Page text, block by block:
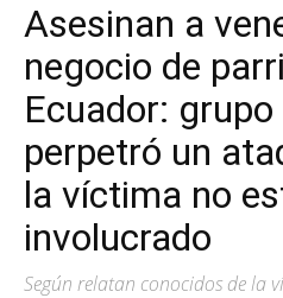
Asesinan a
negocio de
Ecuador:
perpetró un
la víctima no
involucrado
Según relatan conocidos de la